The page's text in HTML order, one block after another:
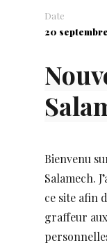
Date
20
Bienvenu
Salamech.
ce site afin
graffeur